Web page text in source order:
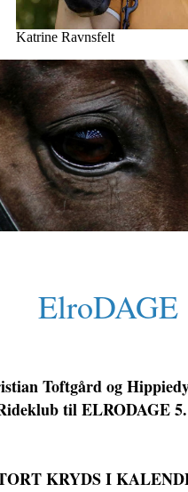
Katrine Ravnsfelt
ElroDAGE
Toftgård og
til ELRODAGE 5.
KRYDS I